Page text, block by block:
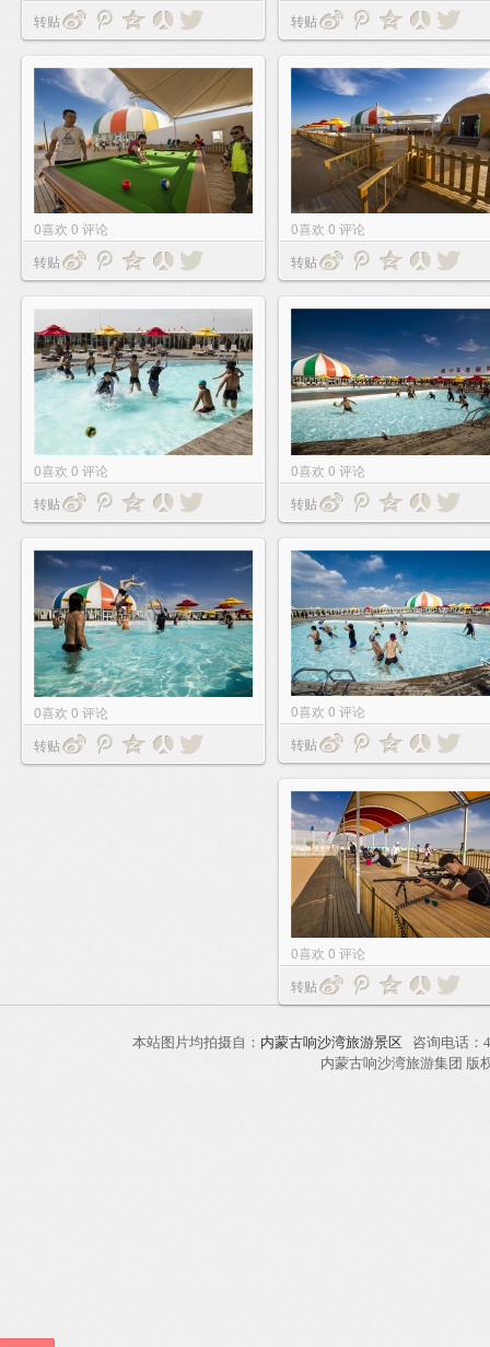
转贴
转贴
0喜欢 0 评论
转贴
0喜欢 0 评论
转贴
0喜欢 0 评论
转贴
0喜欢 0 评论
转贴
0喜欢 0 评论
转贴
0喜欢 0 评论
转贴
0喜欢 0 评论
转贴
本站图片均拍摄自： 内蒙古响沙湾旅游景区 咨询电话
内蒙古响沙湾旅游集团